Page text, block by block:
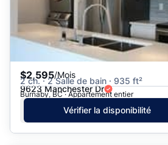
$2,595/Mois
2 ch. · 2 Salle de bain · 935 ft²
9623 Manchester Dr
Burnaby, BC · Appartement entier
Vérifier la disponibilité